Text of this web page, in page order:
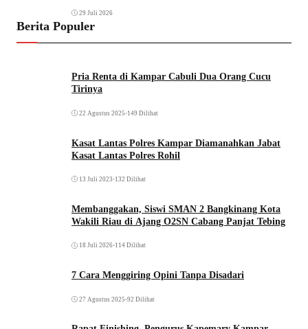
29 Juli 2026
Berita Populer
Pria Renta di Kampar Cabuli Dua Orang Cucu
Tirinya
22 Agustus 2025 •149 Dilihat
Kasat Lantas Polres Kampar Diamanahkan Jabat
Kasat Lantas Polres Rohil
13 Juli 2023 •132 Dilihat
Membanggakan, Siswi SMAN 2 Bangkinang Kota
Wakili Riau di Ajang O2SN Cabang Panjat Tebing
18 Juli 2026•114 Dilihat
7 Cara Menggiring Opini Tanpa Disadari
27 Agustus 2025 •92 Dilihat